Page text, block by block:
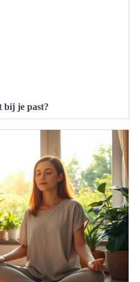
bij je past?